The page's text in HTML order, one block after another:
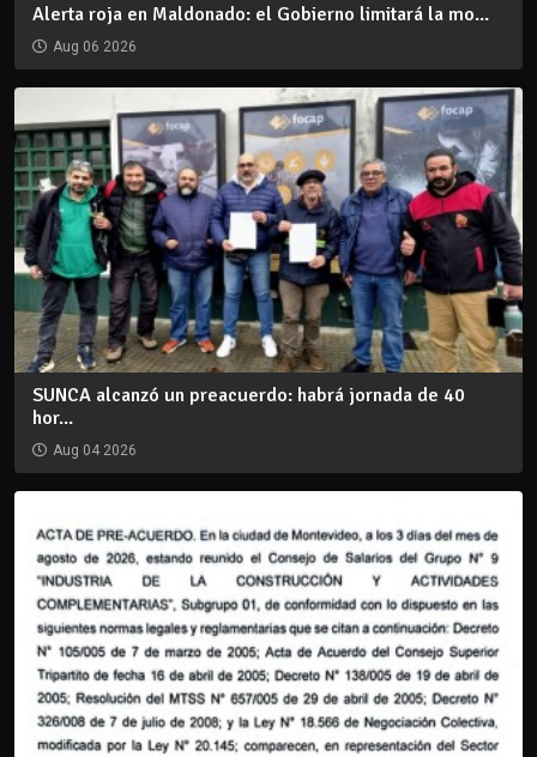
Alerta roja en Maldonado: el Gobierno limitará la mo...
Aug 06 2026
SUNCA alcanzó un preacuerdo: habrá jornada de 40
hor...
Aug 04 2026